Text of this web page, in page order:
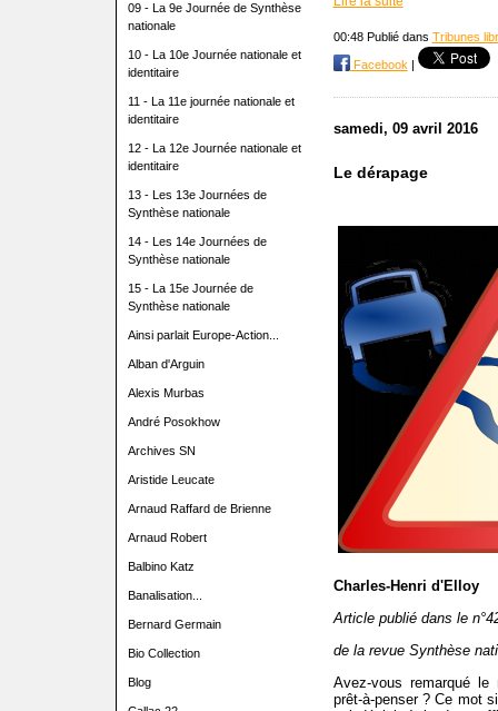
09 - La 9e Journée de Synthèse
nationale
10 - La 10e Journée nationale et
identitaire
11 - La 11e journée nationale et
identitaire
12 - La 12e Journée nationale et
identitaire
13 - Les 13e Journées de
Synthèse nationale
14 - Les 14e Journées de
Synthèse nationale
15 - La 15e Journée de
Synthèse nationale
Ainsi parlait Europe-Action...
Alban d'Arguin
Alexis Murbas
André Posokhow
Archives SN
Aristide Leucate
Arnaud Raffard de Brienne
Arnaud Robert
Balbino Katz
Banalisation...
Bernard Germain
Bio Collection
Blog
00:48 Publié dans Tribunes
Facebook |
samedi, 09 avril 2016
Le dérapage
Charles-Henri d'Elloy
Article publié dans le
de la revue Synthèse
Avez-vous remarqué
prêt-à-penser ? Ce mot